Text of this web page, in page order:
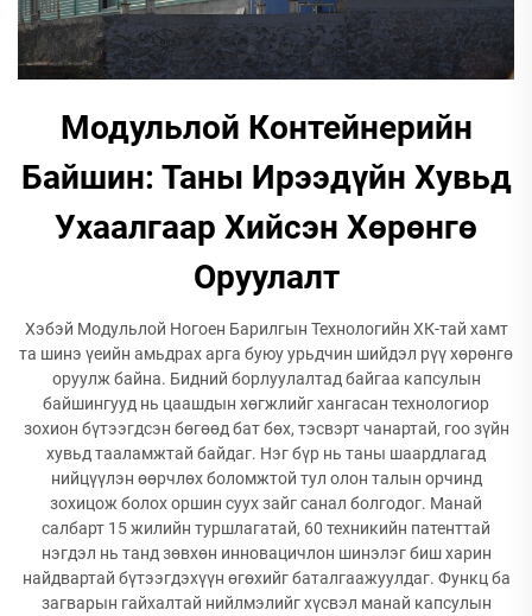
Модульлой Контейнерийн
Байшин: Таны Ирээдүйн Хувьд
Ухаалгаар Хийсэн Хөрөнгө
Оруулалт
Хэбэй Модульлой Ногоен Барилгын Технологийн ХК-тай хамт
та шинэ үеийн амьдрах арга буюу урьдчин шийдэл рүү хөрөнгө
оруулж байна. Бидний борлуулалтад байгаа капсулын
байшингууд нь цаашдын хөгжлийг хангасан технологиор
зохион бүтээгдсэн бөгөөд бат бөх, тэсвэрт чанартай, гоо зүйн
хувьд тааламжтай байдаг. Нэг бүр нь таны шаардлагад
нийцүүлэн өөрчлөх боломжтой тул олон талын орчинд
зохицож болох оршин суух зайг санал болгодог. Манай
салбарт 15 жилийн туршлагатай, 60 техникийн патенттай
нэгдэл нь танд зөвхөн инновацичлон шинэлэг биш харин
найдвартай бүтээгдэхүүн өгөхийг баталгаажуулдаг. Функц ба
загварын гайхалтай нийлмэлийг хүсвэл манай капсулын